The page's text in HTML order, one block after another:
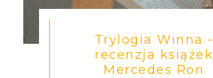
Trylogia Winna -
recenzja książek
Mercedes Ron